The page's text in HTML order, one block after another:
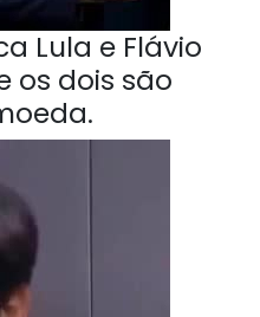
Lula e Flávio
os dois são